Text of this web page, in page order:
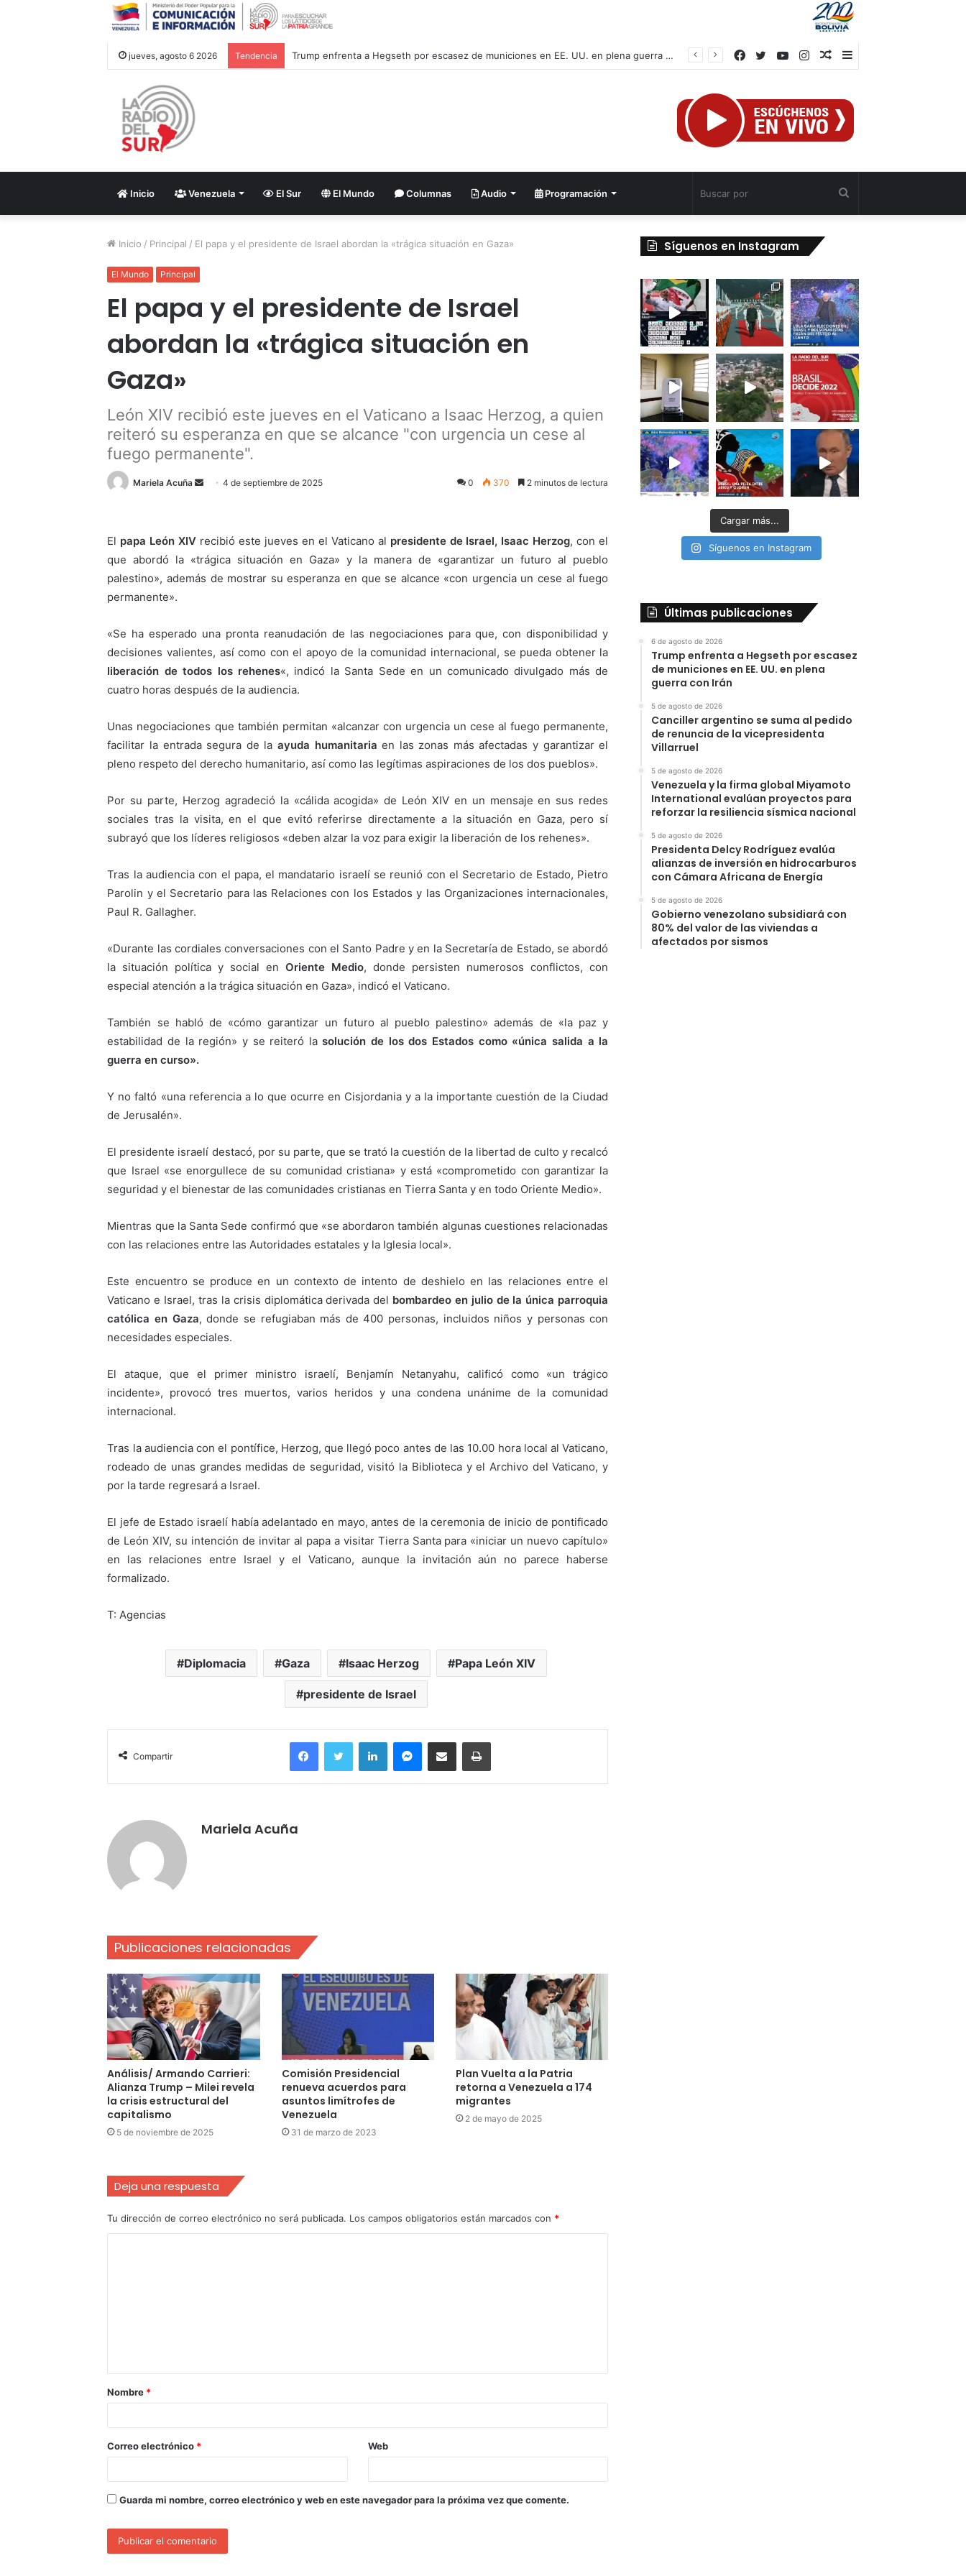
jueves, agosto 6 2026 Tendencia Trump enfrenta a Hegseth por escasez de municiones en EE. UU. en plena guerra con Irán
Barra
Publicación
azar
Instagram
YouTube
Twitter
Facebook
Inicio Venezuela El Sur El Mundo Columnas Audio Programación
Inicio / Principal / El papa y el presidente de Israel abordan la «trágica situación en Gaza»
El Mundo Principal
El papa y el presidente de Israel
abordan la «trágica situación en
Gaza»
León XIV recibió este jueves en el Vaticano a Isaac Herzog, a quien
reiteró su esperanza en que se alcance "con urgencia un cese al
fuego permanente".
Mariela Acuña
Send4 de septiembre de 2025 0 370 2 minutos de lectura
El papa León XIV recibió este jueves en el Vaticano al presidente de Israel, Isaac Herzog, con el
que abordó la «trágica situación en Gaza» y la manera de «garantizar un futuro al pueblo
palestino», además de mostrar su esperanza en que se alcance «con urgencia un cese al fuego
permanente».
«Se ha esperado una pronta reanudación de las negociaciones para que, con disponibilidad y
decisiones valientes, así como con el apoyo de la comunidad internacional, se pueda obtener la
liberación de todos los rehenes«, indicó la Santa Sede en un comunicado divulgado más de
cuatro horas después de la audiencia.
Unas negociaciones que también permitan «alcanzar con urgencia un cese al fuego permanente,
facilitar la entrada segura de la ayuda humanitaria en las zonas más afectadas y garantizar el
pleno respeto del derecho humanitario, así como las legítimas aspiraciones de los dos pueblos».
Por su parte, Herzog agradeció la «cálida acogida» de León XIV en un mensaje en sus redes
sociales tras la visita, en el que evitó referirse directamente a la situación en Gaza, pero sí
subrayó que los líderes religiosos «deben alzar la voz para exigir la liberación de los rehenes».
Tras la audiencia con el papa, el mandatario israelí se reunió con el Secretario de Estado, Pietro
Parolin y el Secretario para las Relaciones con los Estados y las Organizaciones internacionales,
Paul R. Gallagher.
«Durante las cordiales conversaciones con el Santo Padre y en la Secretaría de Estado, se abordó
la situación política y social enOriente Medio, donde persisten numerosos conflictos, con
especial atención a la trágica situación en Gaza», indicó el Vaticano.
También se habló de «cómo garantizar un futuro al pueblo palestino» además de «la paz y
estabilidad de la región» y se reiteró lasolución de los dos Estados como «única salida a la
guerra en curso».
Y no faltó «una referencia a lo que ocurre en Cisjordania y a la importante cuestión de la Ciudad
de Jerusalén».
El presidente israelí destacó, por su parte, que se trató la cuestión de la libertad de culto y recalcó
que Israel «se enorgullece de su comunidad cristiana» y está «comprometido con garantizar la
seguridad y el bienestar de las comunidades cristianas en Tierra Santa y en todo Oriente Medio».
Mientras que la Santa Sede confirmó que «se abordaron también algunas cuestiones relacionadas
con las relaciones entre las Autoridades estatales y la Iglesia local».
Este encuentro se produce en un contexto de intento de deshielo en las relaciones entre el
Vaticano e Israel, tras la crisis diplomática derivada del bombardeo en julio de la única parroquia
católica en Gaza, donde se refugiaban más de 400 personas, incluidos niños y personas con
necesidades especiales.
El ataque, que el primer ministro israelí, Benjamín Netanyahu, calificó como «un trágico
incidente», provocó tres muertos, varios heridos y una condena unánime de la comunidad
internacional.
Tras la audiencia con el pontífice, Herzog, que llegó poco antes de las 10.00 hora local al Vaticano,
rodeado de unas grandes medidas de seguridad, visitó la Biblioteca y el Archivo del Vaticano, y
por la tarde regresará a Israel.
El jefe de Estado israelí había adelantado en mayo, antes de la ceremonia de inicio de pontificado
de León XIV, su intención de invitar al papa a visitar Tierra Santa para «iniciar un nuevo capítulo»
en las relaciones entre Israel y el Vaticano, aunque la invitación aún no parece haberse
formalizado.
T: Agencias
Diplomacia Gaza Isaac Herzog Papa León XIV
presidente de Israel
Compartir
FacebookTwitter LinkedInMessengerCompartir por correo electrónicoImprimir
Mariela Acuña
Publicaciones relacionadas
Análisis/ Armando Carrieri:
Alianza Trump – Milei revela
la crisis estructural del
capitalismo
5 de noviembre de 2025
Comisión Presidencial
renueva acuerdos para
asuntos limítrofes de
Venezuela
31 de marzo de 2023
Plan Vuelta a la Patria
retorna a Venezuela a 174
migrantes
2 de mayo de 2025
Deja una respuesta
Tu dirección de correo electrónico no será publicada. Los campos obligatorios están marcados con *
Nombre *
Correo electrónico * Web
Guarda mi nombre, correo electrónico y web en este navegador para la próxima vez que comente.
Síguenos en Instagram
Cargar más...
Síguenos en Instagram
Últimas publicaciones
6 de agosto de 2026
Trump enfrenta a Hegseth por escasez
de municiones en EE. UU. en plena
guerra con Irán
5 de agosto de 2026
Canciller argentino se suma al pedido
de renuncia de la vicepresidenta
Villarruel
5 de agosto de 2026
Venezuela y la firma global Miyamoto
International evalúan proyectos para
reforzar la resiliencia sísmica nacional
5 de agosto de 2026
Presidenta Delcy Rodríguez evalúa
alianzas de inversión en hidrocarburos
con Cámara Africana de Energía
5 de agosto de 2026
Gobierno venezolano subsidiará con
80% del valor de las viviendas a
afectados por sismos